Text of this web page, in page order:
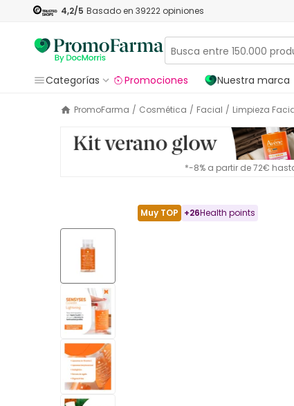
4,2/5 Basado en 39222 opiniones
Categorías
Promociones Nuestra marca
PromoFarma / Cosmética / Facial / Limpieza
*-8% a partir de 72€
Muy TOP +26Health points